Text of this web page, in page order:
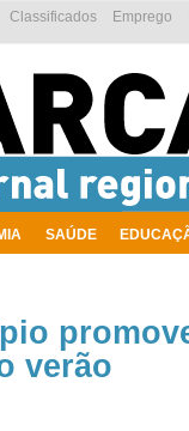
SAÚDE
Emprego
Classificados
verão